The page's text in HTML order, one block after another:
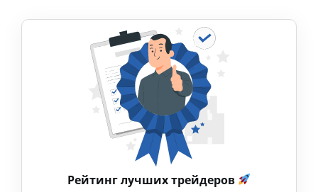
Рейтинг лучших трейдеров